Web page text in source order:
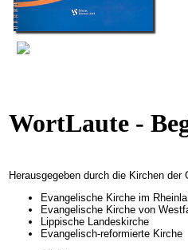
WortLaute -
Herausgegeben durch die Kirchen der
Evangelische Kirche im
Evangelische Kirche von
Lippische Landeskirche
Evangelisch-reformierte Kirche